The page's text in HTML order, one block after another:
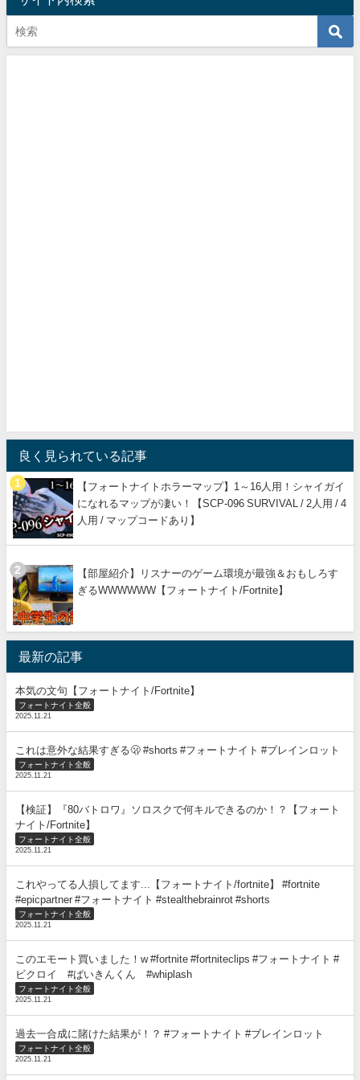
良く見られている記事
【フォートナイトホラーマップ】1～16人用！シャイガイ
になれるマップが凄い！【SCP-096 SURVIVAL / 2人用 / 4
人用 / マップコードあり】
【部屋紹介】リスナーのゲーム環境が最強＆おもしろす
ぎるWWWWWW【フォートナイト/Fortnite】
最新の記事
本気の文句【フォートナイト/Fortnite】
フォートナイト全般
2025.11.21
これは意外な結果すぎる🫢 #shorts #フォートナイト #ブレインロット
フォートナイト全般
2025.11.21
【検証】『80バトロワ』ソロスクで何キルできるのか！？【フォート
ナイト/Fortnite】
フォートナイト全般
2025.11.21
これやってる人損してます...【フォートナイト/fortnite】 #fortnite
#epicpartner #フォートナイト #stealthebrainrot #shorts
フォートナイト全般
2025.11.21
このエモート買いました！w #fortnite #fortniteclips #フォートナイト #
ビクロイ #ばいきんくん #whiplash
フォートナイト全般
2025.11.21
過去一合成に賭けた結果が！？ #フォートナイト #ブレインロット
フォートナイト全般
2025.11.21